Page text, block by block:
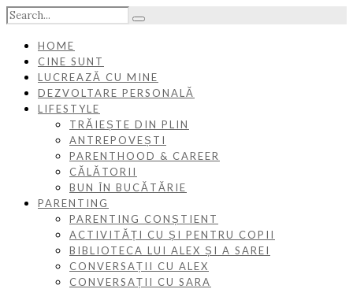
HOME
CINE SUNT
LUCREAZĂ CU MINE
DEZVOLTARE PERSONALĂ
LIFESTYLE
TRĂIEȘTE DIN PLIN
ANTREPOVEȘTI
PARENTHOOD & CAREER
CĂLĂTORII
BUN ÎN BUCĂTĂRIE
PARENTING
PARENTING CONȘTIENT
ACTIVITĂȚI CU ȘI PENTRU COPII
BIBLIOTECA LUI ALEX ȘI A SAREI
CONVERSAȚII CU ALEX
CONVERSAȚII CU SARA